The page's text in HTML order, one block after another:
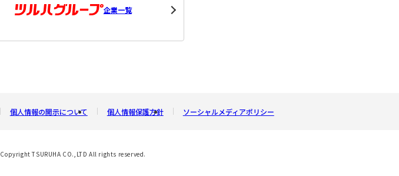
企業一覧
個人情報の開示について 個人情報保護方針 ソーシャルメディアポリシー
Copyright TSURUHA CO.,LTD All rights reserved.